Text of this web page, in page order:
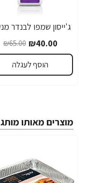
₪40.00
₪65.00
הוסף לעגלה
מוצרים מאותו מותג